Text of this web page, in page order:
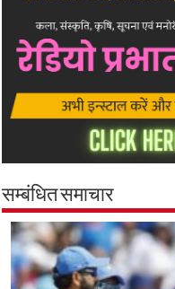
सम्बंधित समाचार